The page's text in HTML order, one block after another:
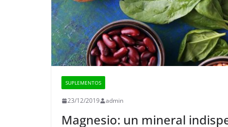
SUPLEMENTOS
23/12/2019 admin
Magnesio: un mineral